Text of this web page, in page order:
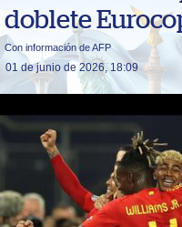
doblete
Con información de AFP
01 de junio de 2026, 18:09